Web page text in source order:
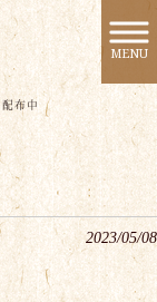
MENU
布中
2023/05/08